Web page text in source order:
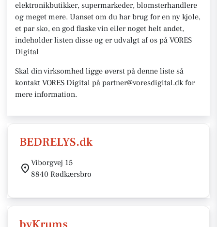
elektronikbutikker, supermarkeder, blomsterhandlere
og meget mere. Uanset om du har brug for en ny kjole,
et par sko, en god flaske vin eller noget helt andet,
indeholder listen disse og er udvalgt af os på VORES
Digital
Skal din virksomhed ligge øverst på denne liste så
kontakt VORES Digital på partner@voresdigital.dk for
mere information.
BEDRELYS.dk
Viborgvej 15
8840 Rødkærsbro